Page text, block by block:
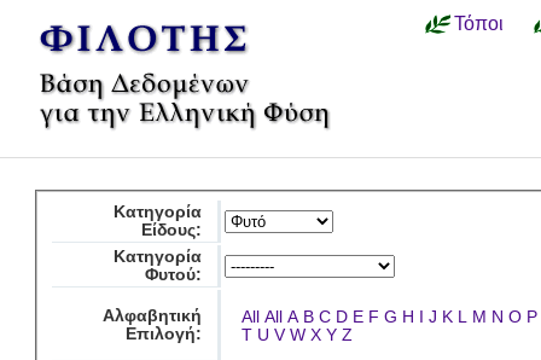
Τόποι
Κατηγορία
Είδους:
Κατηγορία
Φυτού:
Αλφαβητική
Επιλογή:
All All A B C D E F G H I J K L M N O P
T U V W X Y Z